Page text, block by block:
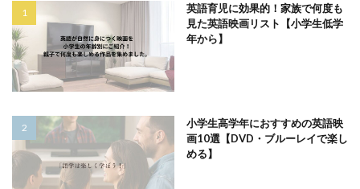
英語育児に効果的！家族で何度も
見た英語映画リスト【小学生低学
年から】
小学生高学年におすすめの英語映
画10選【DVD・ブルーレイで楽し
める】